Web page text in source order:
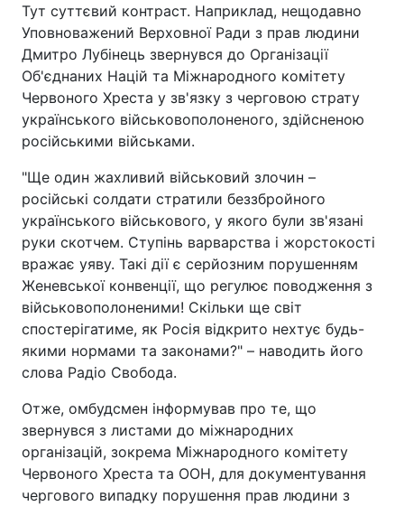
Тут суттєвий контраст. Наприклад, нещодавно
Уповноважений Верховної Ради з прав людини
Дмитро Лубінець звернувся до Організації
Об'єднаних Націй та Міжнародного комітету
Червоного Хреста у зв'язку з черговою страту
українського військовополоненого, здійсненою
російськими військами.
"Ще один жахливий військовий злочин –
російські солдати стратили беззбройного
українського військового, у якого були зв'язані
руки скотчем. Ступінь варварства і жорстокості
вражає уяву. Такі дії є серйозним порушенням
Женевської конвенції, що регулює поводження з
військовополоненими! Скільки ще світ
спостерігатиме, як Росія відкрито нехтує будь-
якими нормами та законами?" – наводить його
слова Радіо Свобода.
Отже, омбудсмен інформував про те, що
звернувся з листами до міжнародних
організацій, зокрема Міжнародного комітету
Червоного Хреста та ООН, для документування
чергового випадку порушення прав людини з